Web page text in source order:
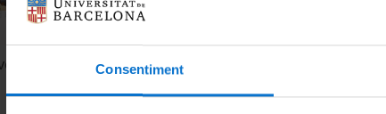
Consentiment
per a
Taula rodona. Anàlisi de resultats i
universitària adreçada a l'estudiantat